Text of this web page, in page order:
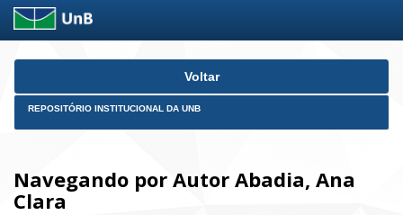
Skip
Voltar
REPOSITÓRIO INSTITUCIONAL DA UNB
Navegando por Autor Abadia, Ana
Clara